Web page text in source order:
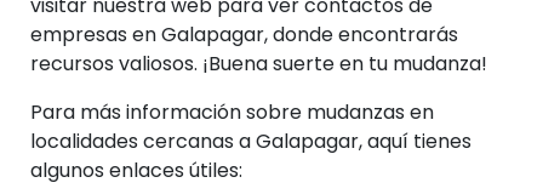
empresas en Galapagar, donde encontrarás
recursos valiosos. ¡Buena suerte en tu mudanza!
Para más información sobre mudanzas en
localidades cercanas a Galapagar, aquí tienes
algunos enlaces útiles: